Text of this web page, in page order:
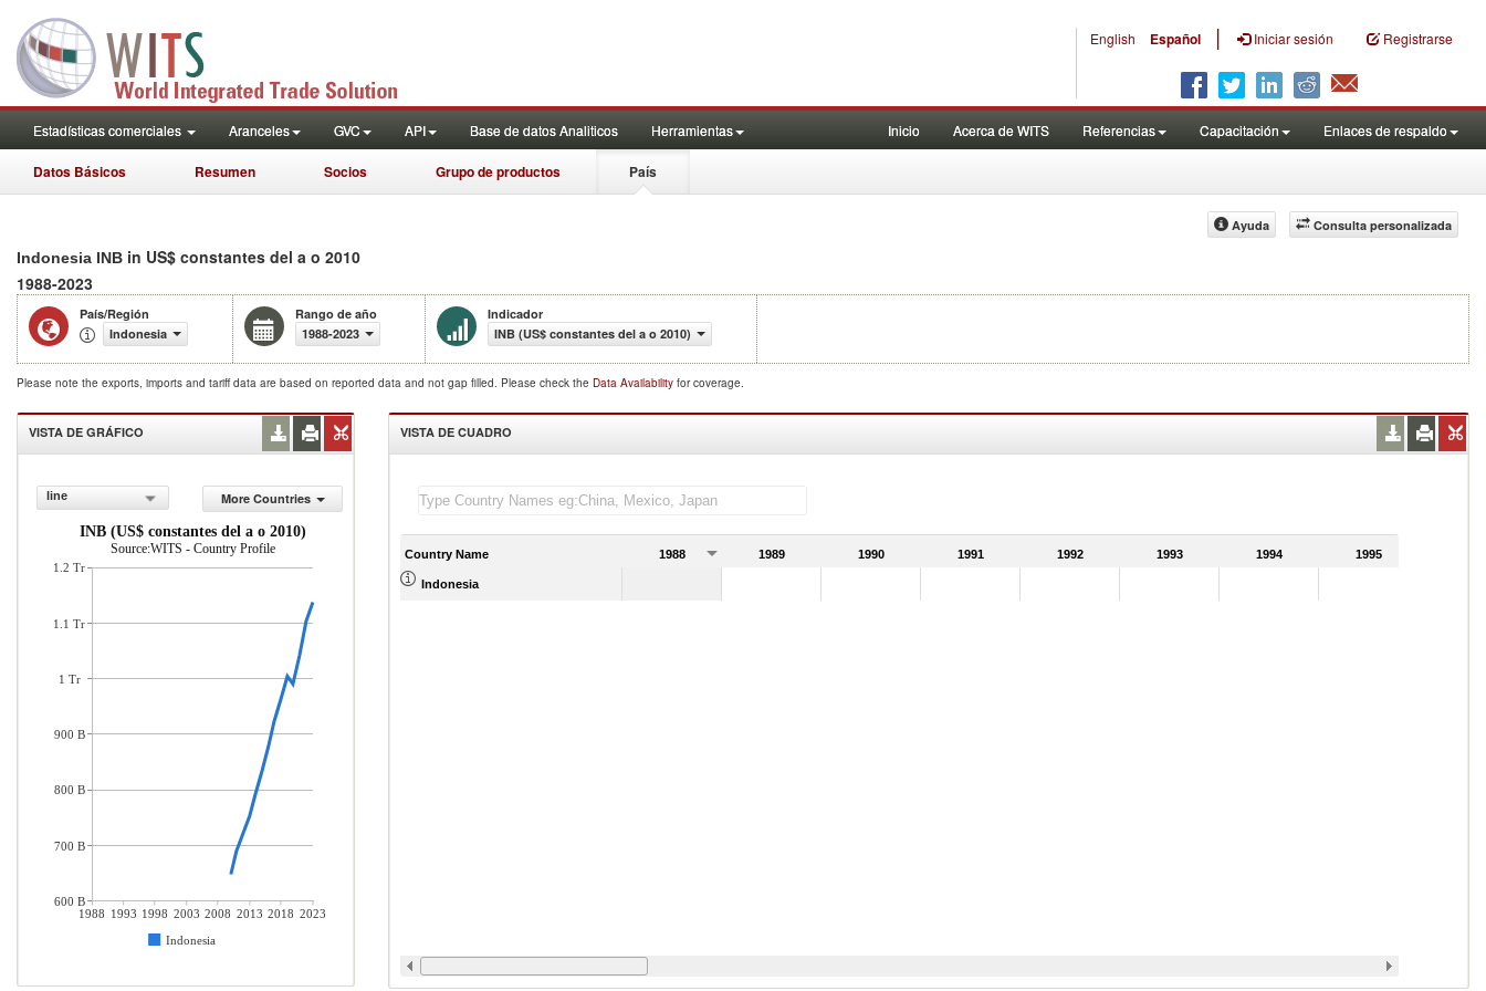
English Español | Iniciar sesión Registrarse
Estadísticas comerciales Aranceles GVC API Base de datos Analiticos Herramientas Inicio Acerca de WITS Referencias Capacitación Enlaces de respaldo
Datos Básicos Resumen Socios Grupo de productos País
Consulta personalizada
Ayuda
Indonesia INB in US$ constantes del a o 2010
1988-2023
País/Región
Indonesia
Rango de año
1988-2023
Indicador
INB (US$ constantes del a o 2010)
Please note the exports, imports and tariff data are based on reported data and not gap filled. Please check the Data Availability for coverage.
VISTA DE GRÁFICO
line
More Countries
INB (US$ constantes del a o 2010)
Source:WITS - Country Profile
1988 1993 1998 2003 2008 2013 2018 2023
Indonesia
1.2 Tr
1.1 Tr
1 Tr
900 B
800 B
700 B
600 B
VISTA DE CUADRO
Country Name 1988 1989 1990 1991 1992 1993 1994 1995
Indonesia